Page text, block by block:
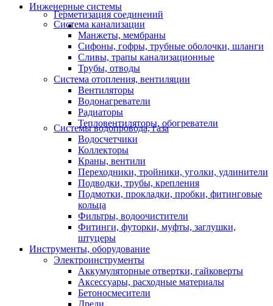
Инженерные системы
Герметизация соединений
Система канализации
Манжеты, мембраны
Сифоны, гофры, трубные оболочки, шланги
Сливы, трапы канализационные
Трубы, отводы
Система отопления, вентиляции
Вентиляторы
Водонагреватели
Радиаторы
Тепловентиляторы, обогреватели
Системы водопровода, газа
Водосчетчики
Коллекторы
Краны, вентили
Переходники, тройники, уголки, удлинители
Подводки, трубы, крепления
Подмотки, прокладки, пробки, фитинговые
кольца
Фильтры, водоочистители
Фитинги, футорки, муфты, заглушки,
штуцеры
Инструменты, оборудование
Электроинструменты
Аккумуляторные отвертки, гайковерты
Аксессуары, расходные материалы
Бетоносмесители
Дрели